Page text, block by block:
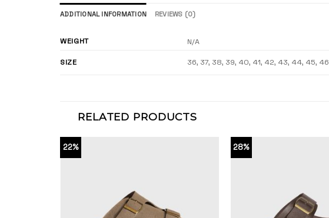
ADDITIONAL INFORMATION REVIEWS (0)
WEIGHT N/A
SIZE 36, 37, 38, 39, 40, 41, 42, 43, 44, 45, 46
RELATED PRODUCTS
22% 28%